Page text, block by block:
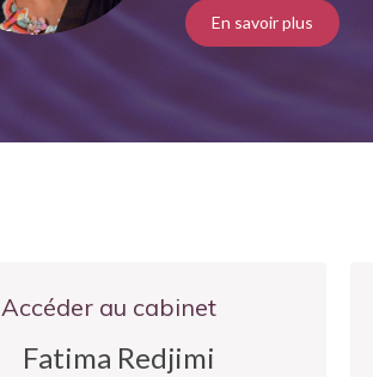
En savoir plus
Accéder au cabinet
Fatima Redjimi